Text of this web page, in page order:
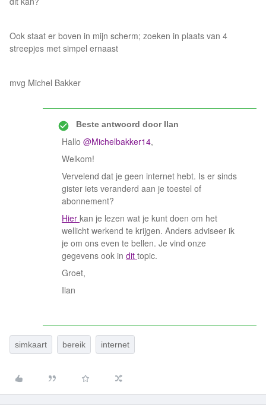
Ook staat er boven in mijn scherm; zoeken in plaats van 4
streepjes met simpel ernaast
mvg Michel Bakker
Beste antwoord doorIlan
Hallo @Michelbakker14,
Welkom!
Vervelend dat je geen internet hebt. Is er sinds
gister iets veranderd aan je toestel of
abonnement?
Hier kan je lezen wat je kunt doen om het
wellicht werkend te krijgen. Anders adviseer ik
je om ons even te bellen. Je vind onze
gegevens ook in dit topic.
Groet,
Ilan
simkaart bereik internet